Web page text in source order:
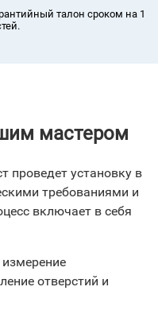
талон сроком на 1
мастером
проведет установку в
требованиями и
включает в себя
отверстий и